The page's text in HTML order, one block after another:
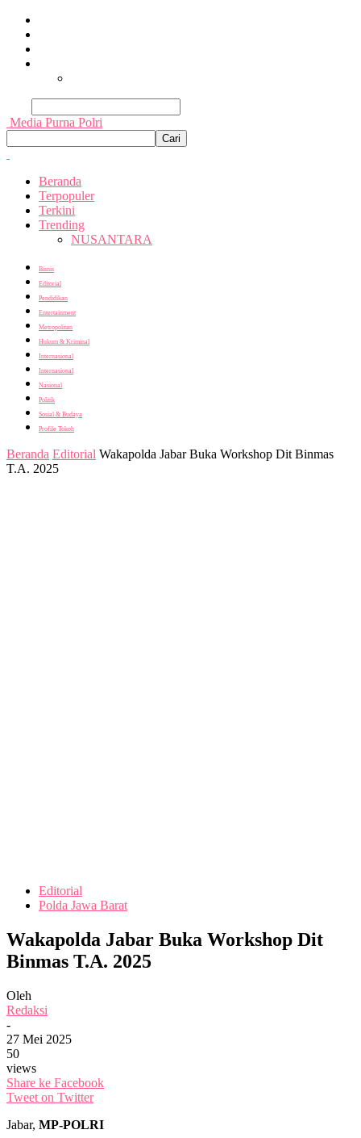
Media Purna Polri
Beranda
Terpopuler
Terkini
Trending
NUSANTARA
Bisnis
Editorial
Pendidikan
Entertainment
Metropolitan
Hukum & Kriminal
Internasional
Internasional
Nasional
Politik
Sosial & Budaya
Profile Tokoh
Beranda Editorial Wakapolda Jabar Buka Workshop Dit Binmas
T.A. 2025
Editorial
Polda Jawa Barat
Wakapolda Jabar Buka Workshop Dit
Binmas T.A. 2025
Oleh
Redaksi
-
27 Mei 2025
50
views
Share ke Facebook
Tweet on Twitter
Jabar, MP-POLRI